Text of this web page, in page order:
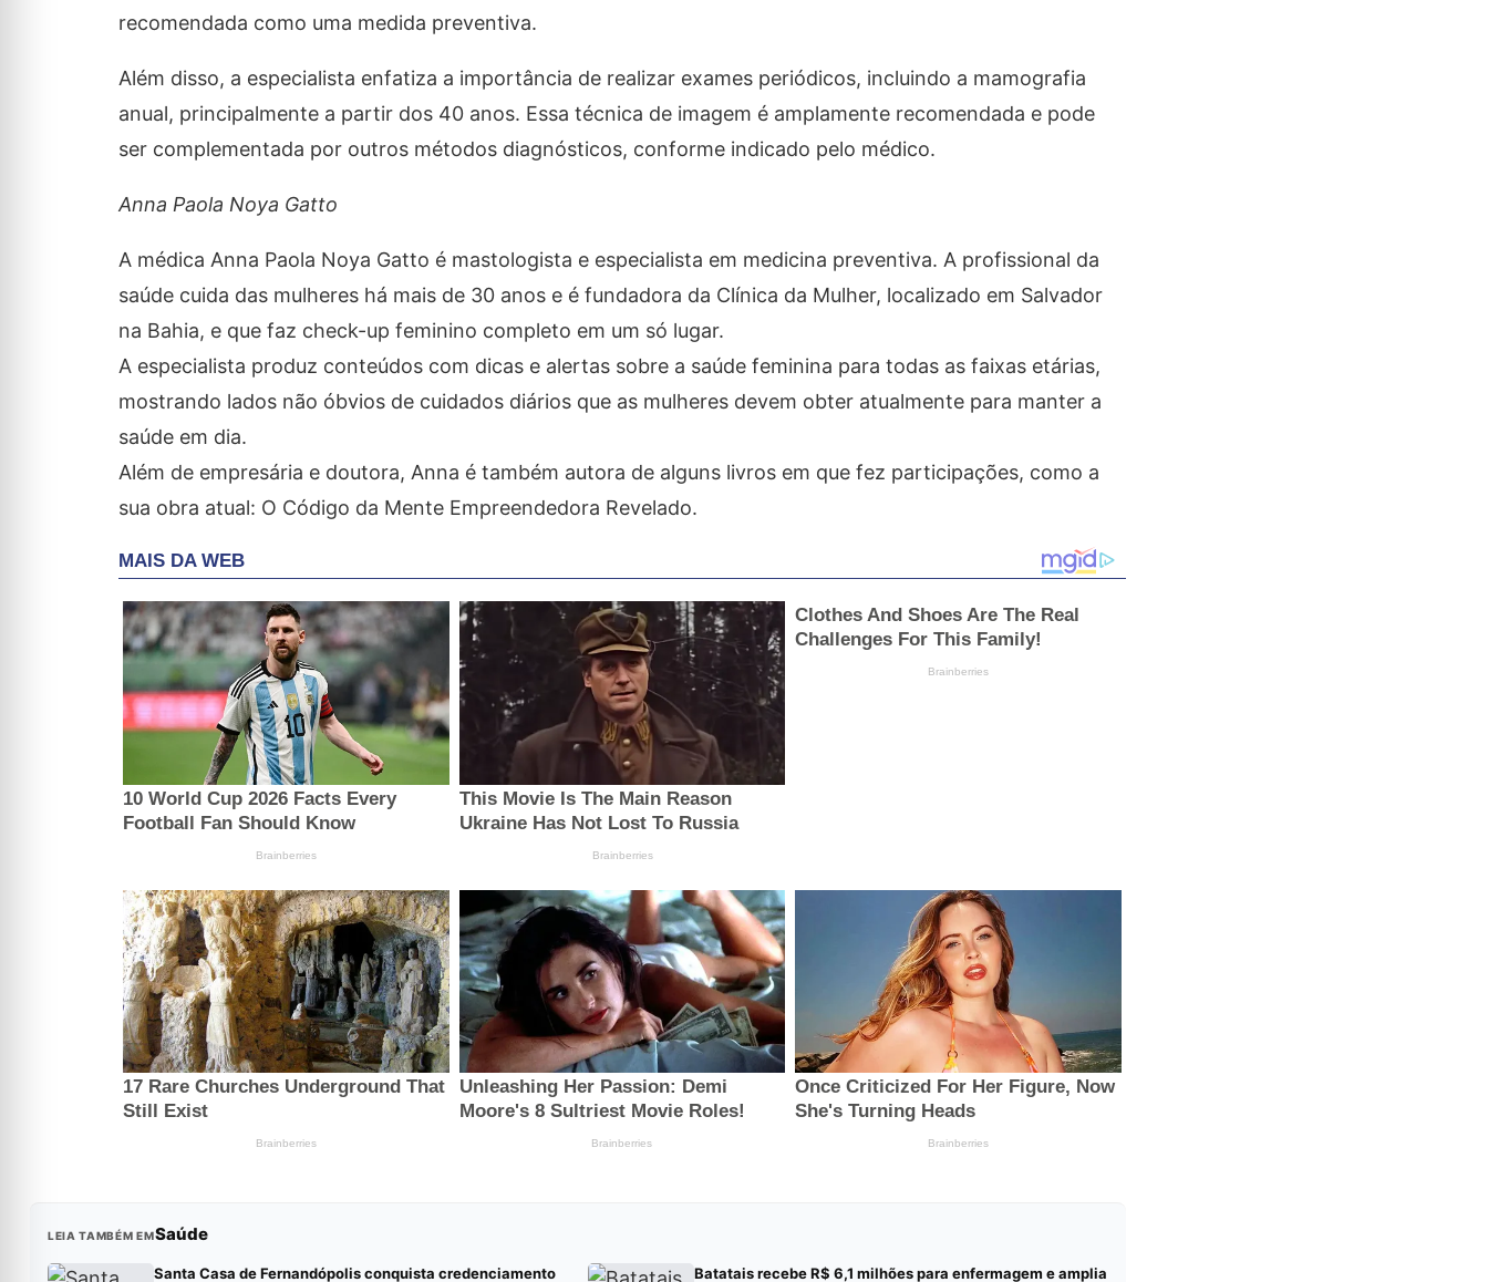
recomendada como uma medida preventiva.
Além disso, a especialista enfatiza a importância de realizar exames periódicos, incluindo a mamografia
anual, principalmente a partir dos 40 anos. Essa técnica de imagem é amplamente recomendada e pode
ser complementada por outros métodos diagnósticos, conforme indicado pelo médico.
Anna Paola Noya Gatto
A médica Anna Paola Noya Gatto é mastologista e especialista em medicina preventiva. A profissional da
saúde cuida das mulheres há mais de 30 anos e é fundadora da Clínica da Mulher, localizado em Salvador
na Bahia, e que faz check-up feminino completo em um só lugar.
A especialista produz conteúdos com dicas e alertas sobre a saúde feminina para todas as faixas etárias,
mostrando lados não óbvios de cuidados diários que as mulheres devem obter atualmente para manter a
saúde em dia.
Além de empresária e doutora, Anna é também autora de alguns livros em que fez participações, como a
sua obra atual: O Código da Mente Empreendedora Revelado.
LEIA TAMBÉM EMSaúde
Santa Casa de Fernandópolis conquista credenciamento
Batatais recebe R$ 6,1 milhões para enfermagem e amplia